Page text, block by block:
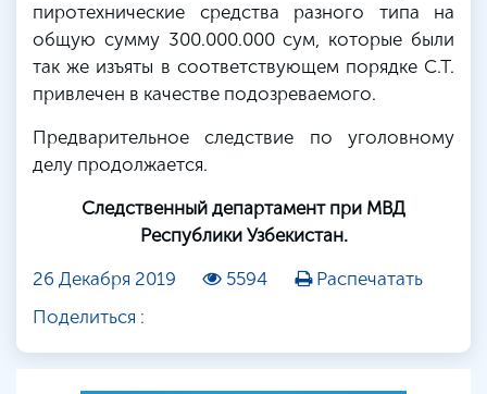
пиротехнические средства разного типа на
общую сумму 300.000.000 сум, которые были
так же изъяты в соответствующем порядке С.Т.
привлечен в качестве подозреваемого.
Предварительное следствие по уголовному
делу продолжается.
Следственный департамент при МВД
Республики Узбекистан.
26 Декабря 2019
5594
Распечатать
Поделиться :